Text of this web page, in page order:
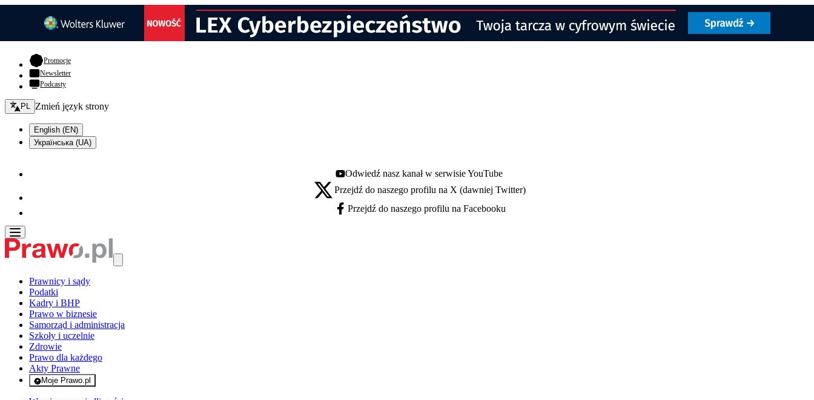
Promocje- otwiera się w nowej karcie
Newsletter
Podcasty
Zmień język - bieżący:
PL Zmień język strony
English (EN)
Українська (UA)
Youtube - otwiera się w nowej karcie
Odwiedź nasz kanał w serwisie YouTube
X - otwiera się w nowej karcie
Przejdź do naszego profilu na X (dawniej Twitter)
Facebook - otwiera się w nowej karcie
Przejdź do naszego profilu na Facebooku
Prawnicy i sądy
Podatki
Kadry i BHP
Prawo w biznesie
Samorząd i administracja
Szkoły i uczelnie
Zdrowie
Prawo dla każdego
Akty Prawne
Moje Prawo.pl
- rejestracja i logowanie do serwisu